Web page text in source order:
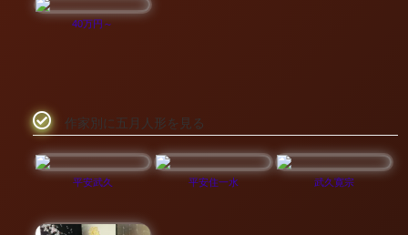
40万円～
作家別に五月人形を見る
平安武久 平安住一水 武久寛宗